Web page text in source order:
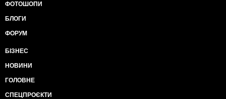
ФОТОШОПИ
БЛОГИ
ФОРУМ
БІЗНЕС
НОВИНИ
ГОЛОВНЕ
СПЕЦПРОЄКТИ